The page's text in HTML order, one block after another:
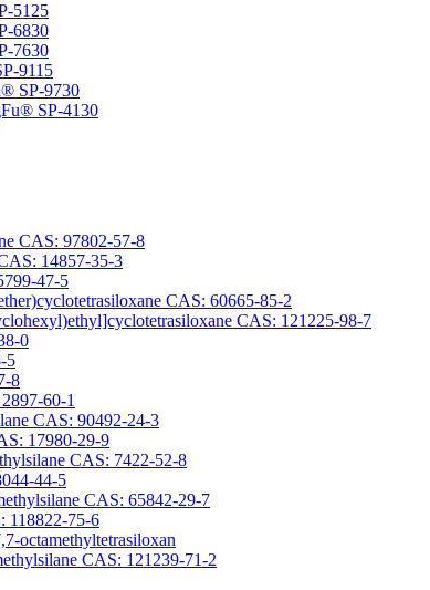
5125
6830
7630
9115
SP-9730
SP-4130
CAS: 97802-57-8
14857-35-3
47-5
CAS: 60665-85-2
CAS: 121225-98-7
0
5
8
60-1
CAS: 90492-24-3
17980-29-9
CAS: 7422-52-8
44-5
CAS: 65842-29-7
118822-75-6
octamethyltetrasiloxan
CAS: 121239-71-2